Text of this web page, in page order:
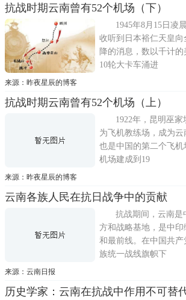
抗战时期云南曾有52个机场（下）
1945年8月15日凌
收听到日本裕仁天皇
降的消息，数以千计
10轮大卡车涌进
来源：昨夜星辰的博客
抗战时期云南曾有52个机场（上）
1922年，昆明巫
为飞机教练场，成为
也是中国的第二个飞机
机场建成到19
来源：昨夜星辰的博客
云南各族人民在抗日战争中的贡献
抗战期间，云南是
方和战略基地，是中
和最前线。在中国共
族统一战线旗帜下
来源：云南日报
历史学家：云南在抗战中作用不可替